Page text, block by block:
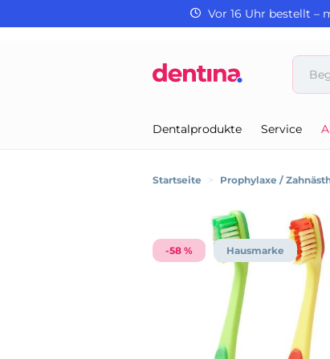
Vor 16 Uhr bestellt –
Dentalprodukte Service
Startseite > Prophylaxe /
-58 % Hausmarke